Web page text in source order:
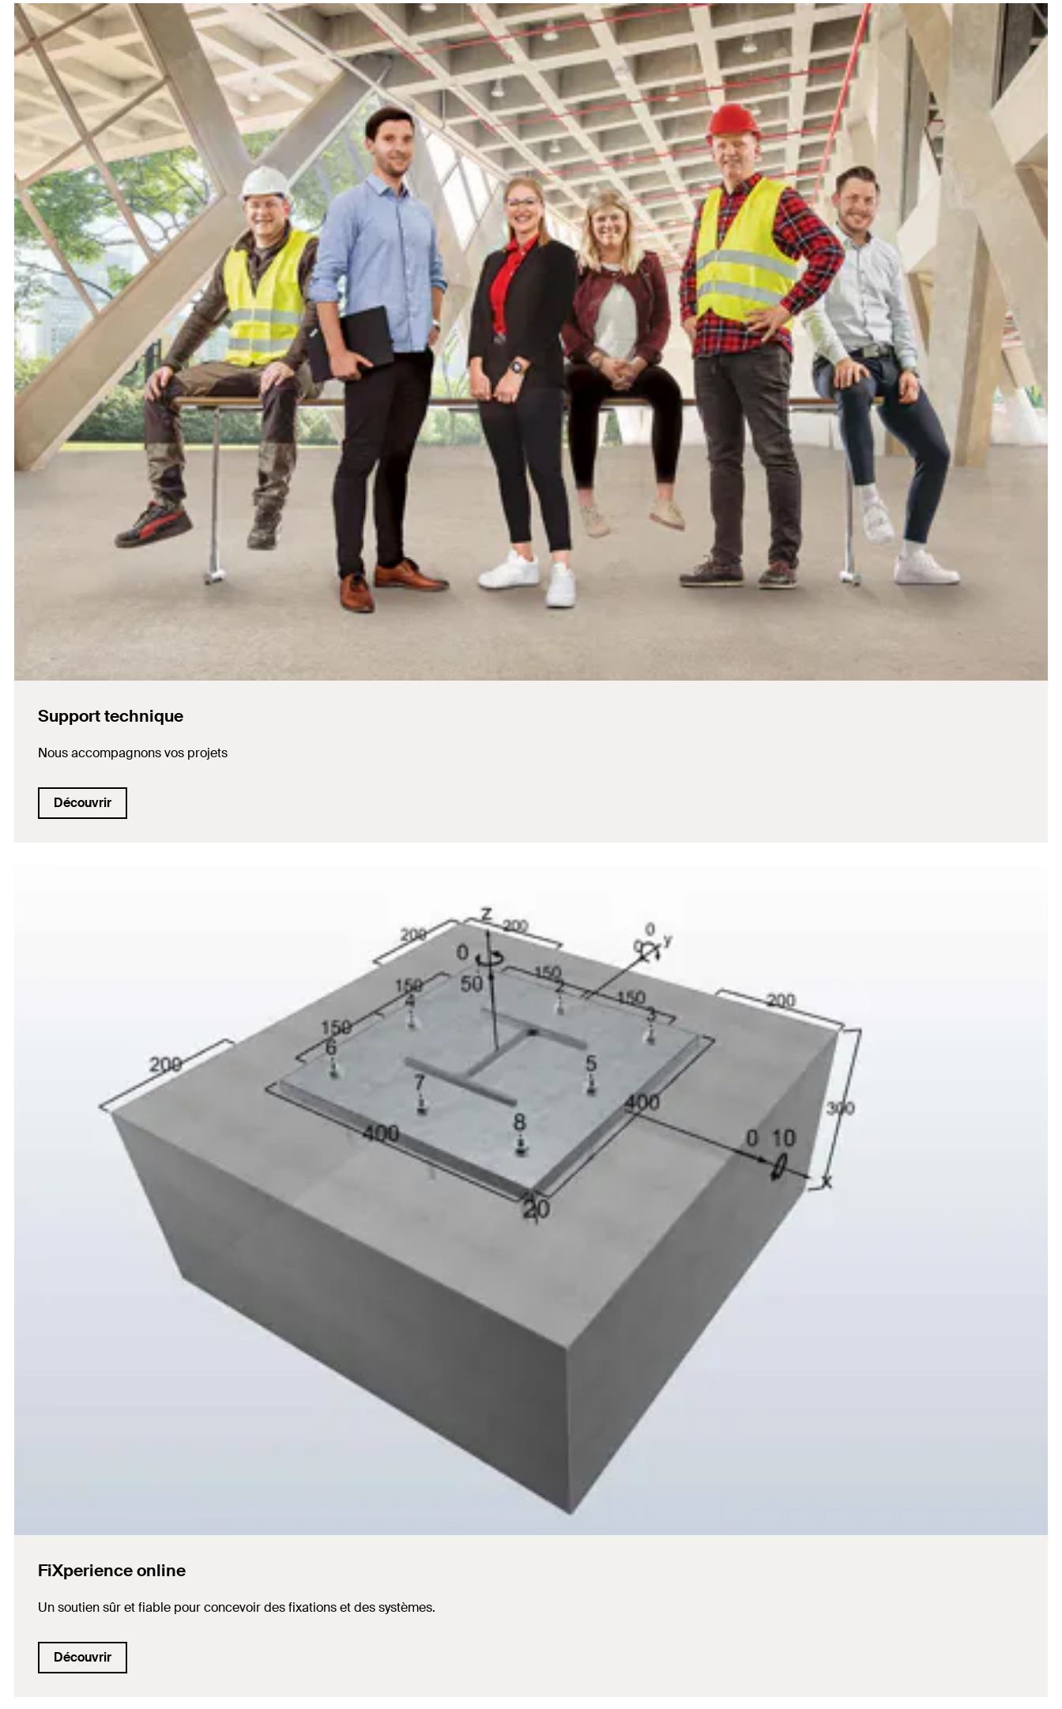
Support technique
Nous accompagnons vos projets
Découvrir
FiXperience online
Un soutien sûr et fiable pour concevoir des fixations et des systèmes.
Découvrir